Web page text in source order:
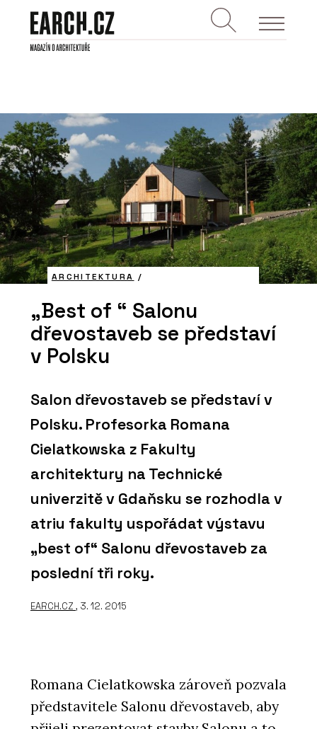
ARCHITEKTURA /
„Best of “ Salonu
dřevostaveb se představí
v Polsku
Salon dřevostaveb se představí v
Polsku. Profesorka Romana
Cielatkowska z Fakulty
architektury na Technické
univerzitě v Gdaňsku se rozhodla v
atriu fakulty uspořádat výstavu
„best of“ Salonu dřevostaveb za
poslední tři roky.
EARCH.CZ , 3. 12. 2015
Romana Cielatkowska zároveň pozvala
představitele Salonu dřevostaveb, aby